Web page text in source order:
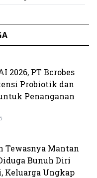
2026, PT Bcrobes
Probiotik dan
Penanganan
Tewasnya Mantan
Bunuh Diri
Keluarga Ungkap